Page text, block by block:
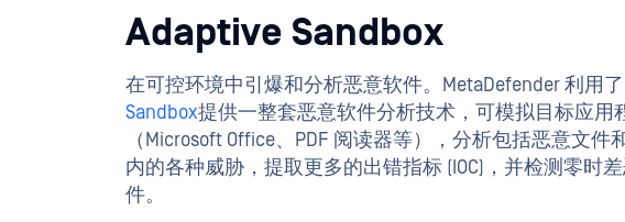
Adaptive Sandbox
在可控环境中引爆和分析恶意软件。MetaDefender 利用了
Sandbox提供一整套恶意软件分析技术，可模拟目标应用
（Microsoft Office、PDF 阅读器等），分析包括恶意文件
内的各种威胁，提取更多的出错指标 (IOC)，并检测零时
件。